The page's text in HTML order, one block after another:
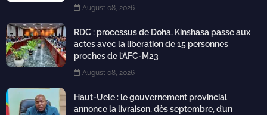
August 08, 2026
RDC : processus de Doha, Kinshasa passe aux
actes avec la libération de 15 personnes
proches de l’AFC-M23
August 08, 2026
Haut-Uele : le gouvernement provincial
annonce la livraison, dès septembre, d’un